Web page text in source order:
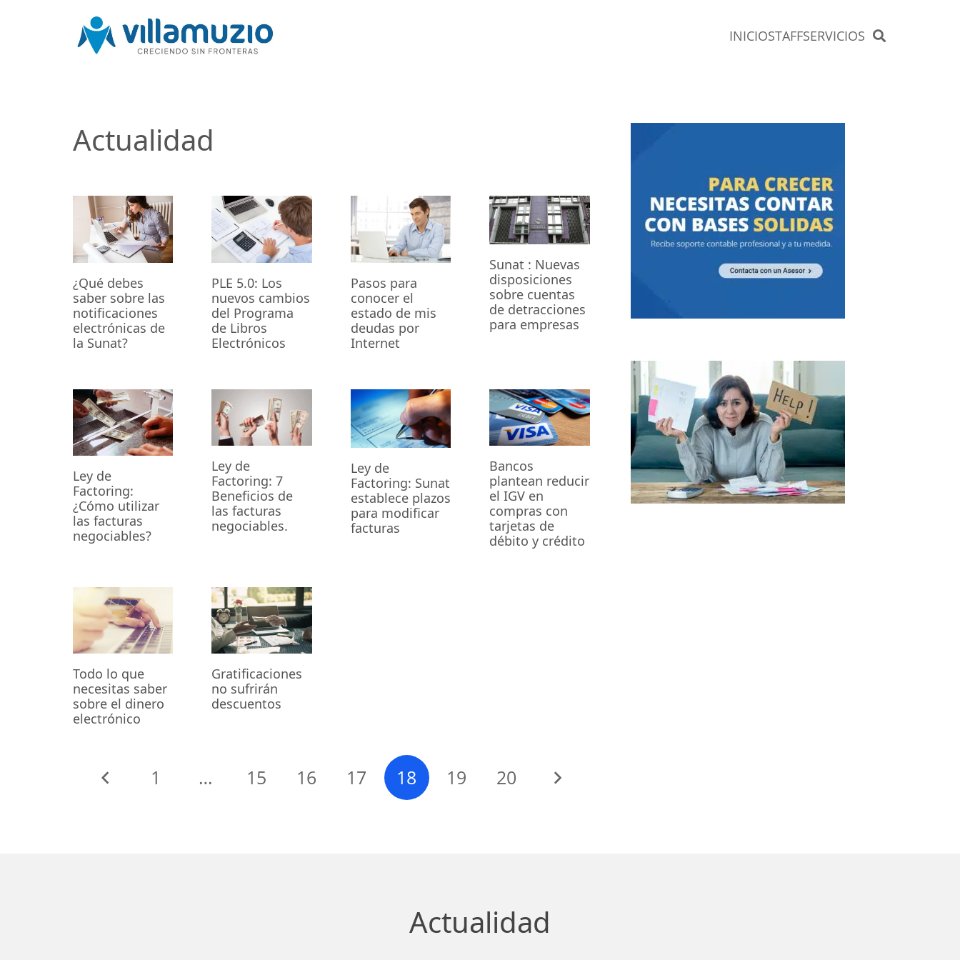
INICIOSTAFFSERVICIOS
Actualidad
¿Qué debes
saber sobre las
notificaciones
electrónicas de
la Sunat?
PLE 5.0: Los
nuevos cambios
del Programa
de Libros
Electrónicos
Pasos para
conocer el
estado de mis
deudas por
Internet
Sunat : Nuevas
disposiciones
sobre cuentas
de detracciones
para empresas
Ley de
Factoring:
¿Cómo utilizar
las facturas
negociables?
Ley de
Factoring: 7
Beneficios de
las facturas
negociables.
Ley de
Factoring: Sunat
establece plazos
para modificar
facturas
Bancos
plantean reducir
el IGV en
compras con
tarjetas de
débito y crédito
Todo lo que
necesitas saber
sobre el dinero
electrónico
Gratificaciones
no sufrirán
descuentos
1 … 15 16 17 18 19 20
Actualidad